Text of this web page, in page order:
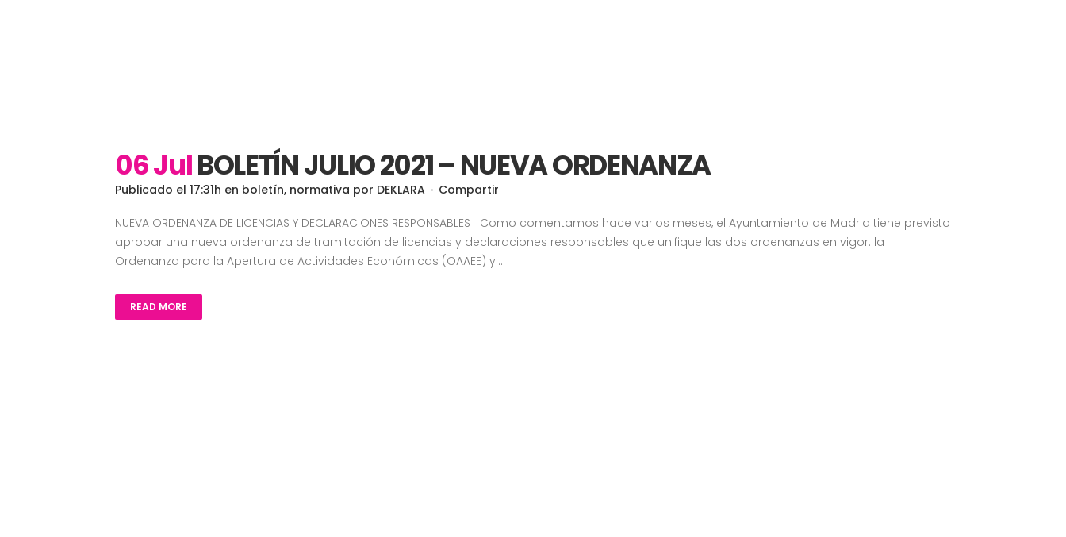
06 JulBOLETÍN JULIO 2021 – NUEVA ORDENANZA
Publicado el 17:31h en boletín, normativa por DEKLARA Compartir
NUEVA ORDENANZA DE LICENCIAS Y DECLARACIONES RESPONSABLES Como comentamos hace varios meses, el Ayuntamiento de Madrid tiene previsto
aprobar una nueva ordenanza de tramitación de licencias y declaraciones responsables que unifique las dos ordenanzas en vigor: la
Ordenanza para la Apertura de Actividades Económicas (OAAEE) y...
READ MORE